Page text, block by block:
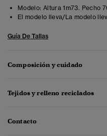
Modelo: Altura 1m73. Pecho
El modelo lleva/La modelo
Guía De Tallas
Composición y cuidado
Tejidos y relleno reciclados
Contacto